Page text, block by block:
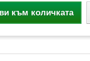
към количката